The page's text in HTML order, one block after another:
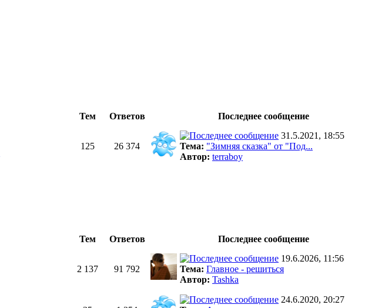
Тем Ответов
Последнее сообщение
125 26 374
31.5.2021, 18:55
Тема: "Зимняя сказка" от "Под...
Автор: terraboy
Тем Ответов
Последнее сообщение
2 137 91 792
19.6.2026, 11:56
Тема: Главное - решиться
Автор: Tashka
24.6.2020, 20:27